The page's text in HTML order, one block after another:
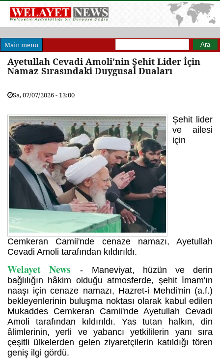
Main menu Arama formu
Ara
Ayetullah Cevadi Amoli'nin Şehit Lider İçin
Namaz Sırasındaki Duygusal Duaları
Sa, 07/07/2026 - 13:00
Şehit lider
ve ailesi
için
Cemkeran Camii'nde cenaze namazı, Ayetullah
Cevadi Amoli tarafından kıldırıldı.
Welayet News- Maneviyat, hüzün ve derin
bağlılığın hâkim olduğu atmosferde, şehit İmam'ın
naaşı için cenaze namazı, Hazret-i Mehdi'nin (a.f.)
bekleyenlerinin buluşma noktası olarak kabul edilen
Mukaddes Cemkeran Camii'nde Ayetullah Cevadi
Amoli tarafından kıldırıldı. Yas tutan halkın, din
âlimlerinin, yerli ve yabancı yetkililerin yanı sıra
çeşitli ülkelerden gelen ziyaretçilerin katıldığı tören
geniş ilgi gördü.